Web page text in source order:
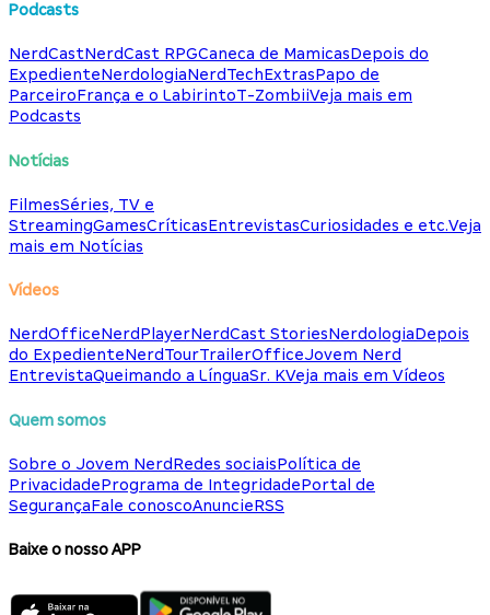
Podcasts
NerdCastNerdCast RPGCaneca de MamicasDepois do
ExpedienteNerdologiaNerdTechExtrasPapo de
ParceiroFrança e o LabirintoT-ZombiiVeja mais em
Podcasts
Notícias
FilmesSéries, TV e
StreamingGamesCríticasEntrevistasCuriosidades e etc.Veja
mais em Notícias
Vídeos
NerdOfficeNerdPlayerNerdCast StoriesNerdologiaDepois
do ExpedienteNerdTourTrailerOfficeJovem Nerd
EntrevistaQueimando a LínguaSr. KVeja mais em Vídeos
Quem somos
Sobre o Jovem NerdRedes sociaisPolítica de
PrivacidadePrograma de IntegridadePortal de
SegurançaFale conoscoAnuncieRSS
Baixe o nosso APP